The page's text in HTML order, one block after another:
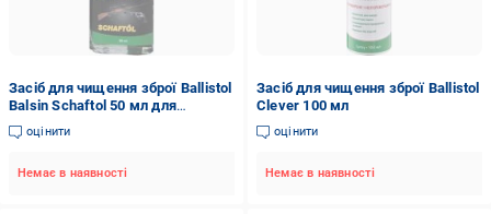
Засіб для чищення зброї Ballistol
Balsin Schaftol 50 мл для
догляду за деревом темно-
коричневий
оцінити
Немає в наявності
Засіб для чищення зброї Ballistol
Clever 100 мл
оцінити
Немає в наявності